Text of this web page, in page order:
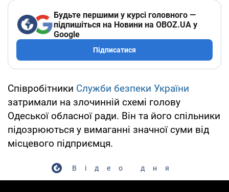
Будьте першими у курсі головного —
підпишіться на Новини на OBOZ.UA у
Google
Підписатися
Співробітники Служби безпеки України
затримали на злочинній схемі голову
Одеської обласної ради. Він та його спільники
підозрюються у вимаганні значної суми від
місцевого підприємця.
Відео дня